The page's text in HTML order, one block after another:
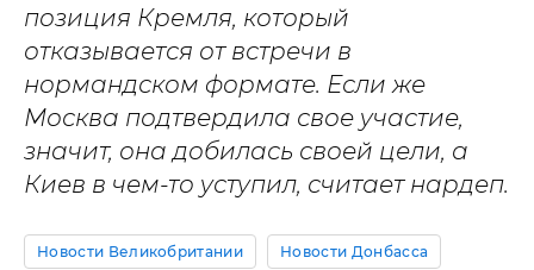
позиция Кремля, который
отказывается от встречи в
нормандском формате. Если же
Москва подтвердила свое участие,
значит, она добилась своей цели, а
Киев в чем-то уступил, считает нардеп.
Новости Великобритании Новости Донбасса